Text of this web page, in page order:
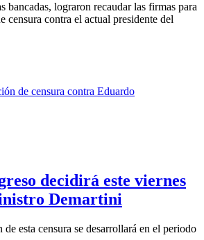
bancadas, lograron recaudar las firmas para
censura contra el actual presidente del
decidirá este viernes
Demartini
esta censura se desarrollará en el periodo